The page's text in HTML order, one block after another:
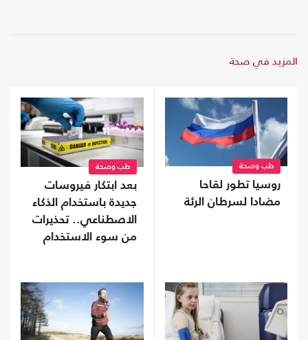
المزيد في صحة
طب وصحة
روسيا تطور لقاحا
مضادا لسرطان الرئة
طب وصحة
بعد ابتكار فيروسات
جديدة باستخدام الذكاء
الاصطناعي.. تحذيرات
من سوء الاستخدام